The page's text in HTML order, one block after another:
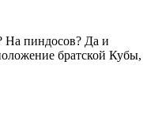
На пиндосов? Да и
братской Кубы,